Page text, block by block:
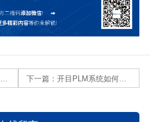
下一篇：开目PLM系统如何管理项目存在的风险和问题？